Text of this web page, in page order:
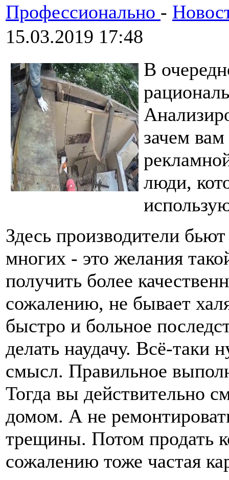
Профессионально -
15.03.2019 17:48
В
зачем
люди,
Здесь производители
многих - это желания
получить более
сожалению, не бывает
быстро и больное
делать наудачу. Всё-таки
смысл. Правильное
Тогда вы действительно
домом. А не
трещины. Потом продать
сожалению тоже частая